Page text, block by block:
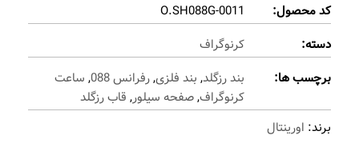
کد محصول:
O.SH088G-0011
دسته:
کرنوگراف
برچسب ها:
بند رزگلد, بند فلزی,رفرانس 088 , ساعت
کرنوگراف,صفحه سیلور, قاب رزگلد
برند: اورینتال